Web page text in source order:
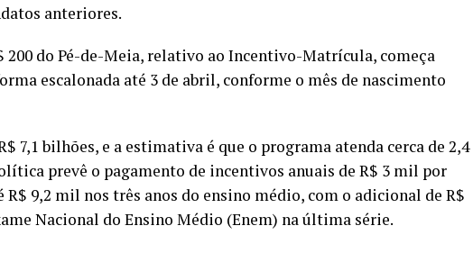
anteriores.
200 do Pé-de-Meia, relativo ao Incentivo-Matrícula, começa
escalonada até 3 de abril, conforme o mês de nascimento
7,1 bilhões, e a estimativa é que o programa atenda cerca de 2,4
prevê o pagamento de incentivos anuais de R$ 3 mil por
R$ 9,2 mil nos três anos do ensino médio, com o adicional de R$
Nacional do Ensino Médio (Enem) na última série.